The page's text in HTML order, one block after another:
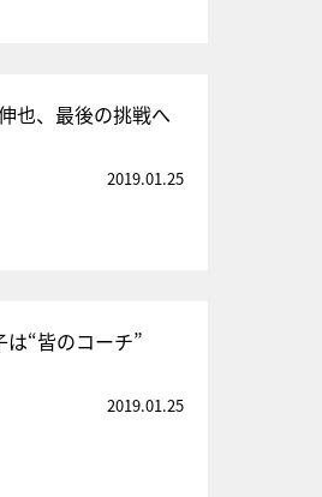
也、最後の挑戦へ
2019.01.25
“皆のコーチ”
2019.01.25